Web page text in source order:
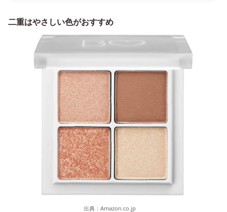
二重はやさしい色がおすすめ
出典： Amazon.co.jp